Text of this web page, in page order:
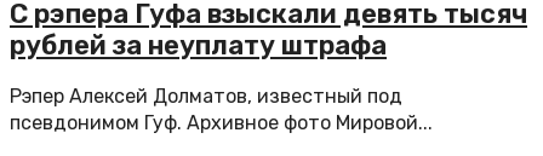
С рэпера Гуфа взыскали девять тысяч
рублей за неуплату штрафа
Рэпер Алексей Долматов, известный под
псевдонимом Гуф. Архивное фото Мировой...